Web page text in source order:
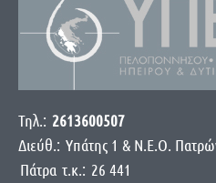
Τηλ.: 2613600507
Διεύθ.: Yπάτης 1 & Ν.Ε.Ο.
Πάτρα τ.κ.: 26 441